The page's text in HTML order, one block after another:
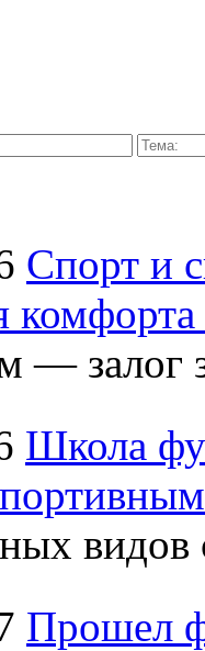
Спорт и
— залог
Школа
видов
Прошел